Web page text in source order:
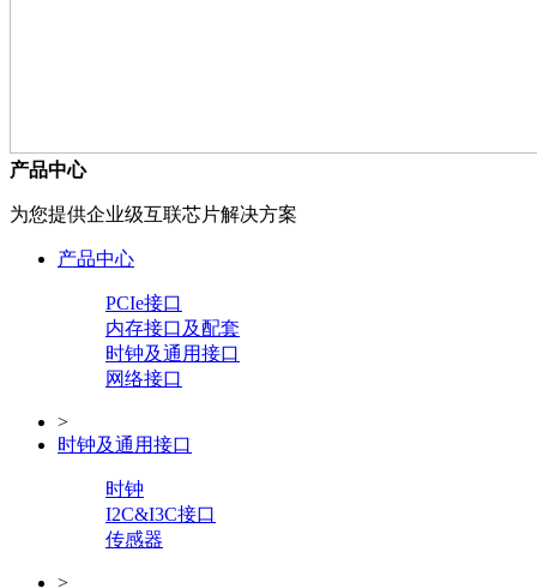
产品中心
为您提供企业级互联芯片解决方案
产品中心
PCIe接口
内存接口及配套
时钟及通用接口
网络接口
>
时钟及通用接口
时钟
I2C&I3C接口
传感器
>